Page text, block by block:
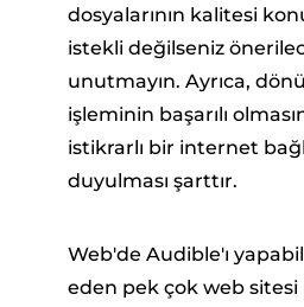
dosyalarının kalitesi
istekli değilseniz
unutmayın. Ayrıca,
işleminin başarılı
istikrarlı bir internet
duyulması şarttır.
Web'de Audible'ı
eden pek çok web